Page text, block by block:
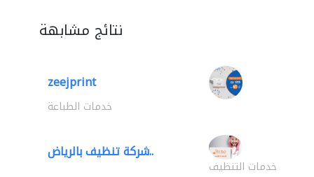
نتائج مشابهة
zeejprint
خدمات الطباعة
شركة تنظيف بالرياض..
خدمات التنظيف